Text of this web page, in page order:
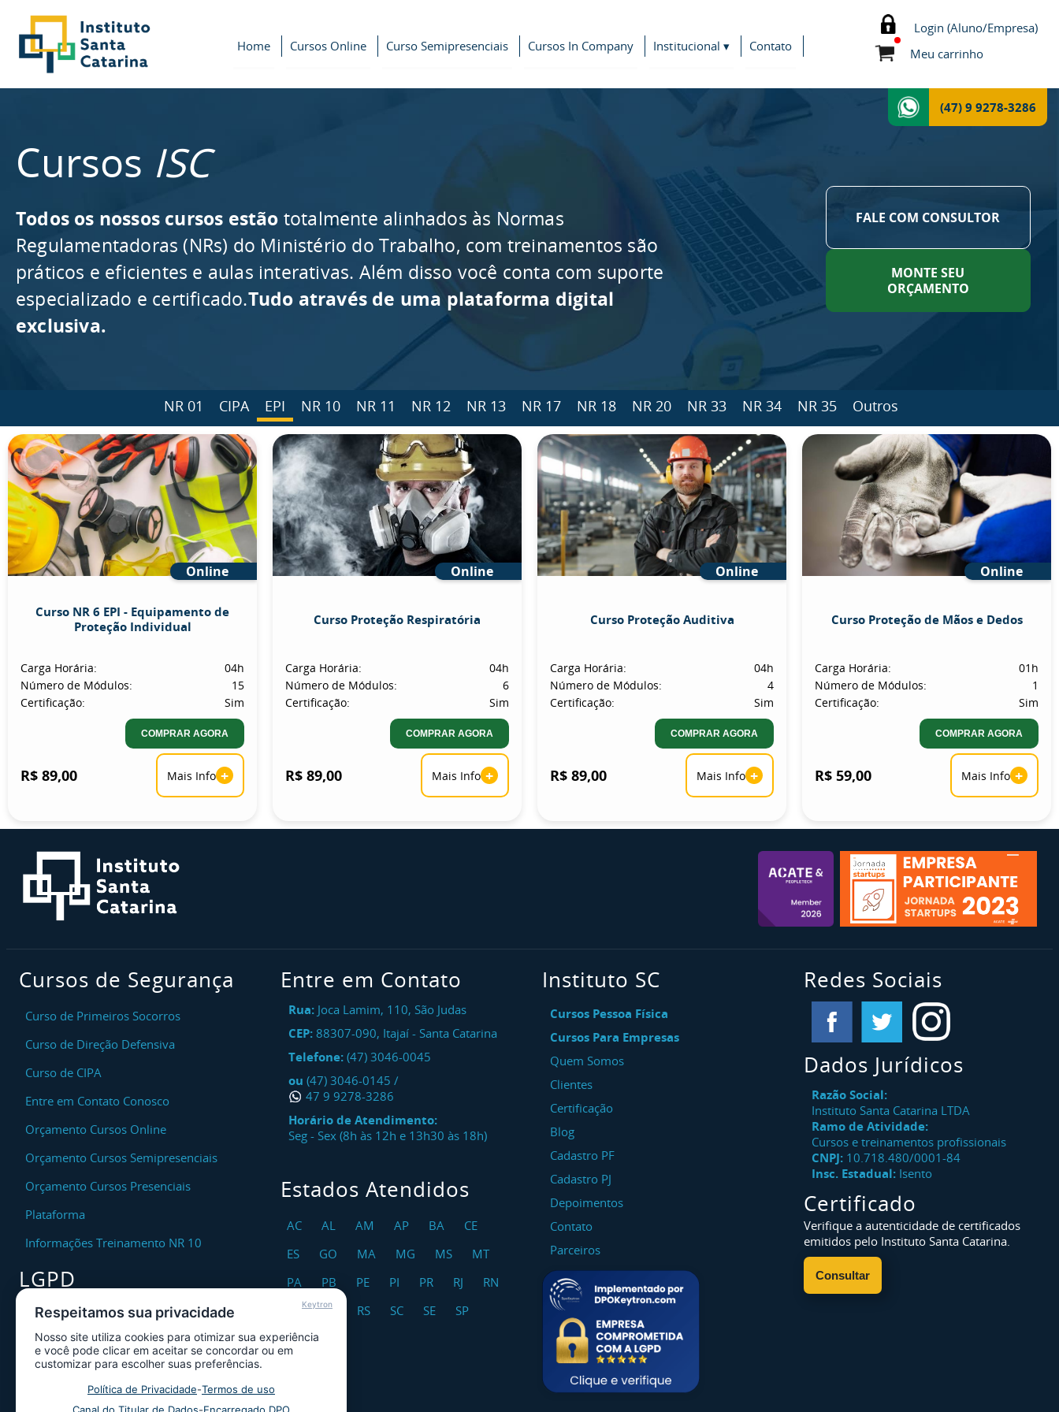
Home Cursos Online Curso Semipresenciais Cursos In Company Institucional ▾ Contato
Login (Aluno/Empresa)
Meu carrinho
(47) 9 9278-3286
Cursos ISC
Todos os nossos cursos estão totalmente alinhados às Normas
Regulamentadoras (NRs) do Ministério do Trabalho, com treinamentos são
práticos e eficientes e aulas interativas. Além disso você conta com suporte
especializado e certificado.Tudo através de uma plataforma digital
exclusiva.
FALE COM CONSULTOR
MONTE SEU
ORÇAMENTO
NR 01 CIPA EPI NR 10 NR 11 NR 12 NR 13 NR 17 NR 18 NR 20 NR 33 NR 34 NR 35 Outros
Online
Curso NR 6 EPI - Equipamento de
Proteção Individual
Carga Horária:
04h
Número de Módulos:
15
Certificação:
Sim
COMPRAR AGORA
R$ 89,00 Mais Info +
Online
Curso Proteção Respiratória
Carga Horária:
04h
Número de Módulos:
6
Certificação:
Sim
COMPRAR AGORA
R$ 89,00 Mais Info +
Online
Curso Proteção Auditiva
Carga Horária:
04h
Número de Módulos:
4
Certificação:
Sim
COMPRAR AGORA
R$ 89,00 Mais Info +
Online
Curso Proteção de Mãos e Dedos
Carga Horária:
01h
Número de Módulos:
1
Certificação:
Sim
COMPRAR AGORA
R$ 59,00 Mais Info +
Cursos de Segurança
Curso de Primeiros Socorros
Curso de Direção Defensiva
Curso de CIPA
Entre em Contato Conosco
Orçamento Cursos Online
Orçamento Cursos Semipresenciais
Orçamento Cursos Presenciais
Plataforma
Informações Treinamento NR 10
LGPD
Encarregado DPO
Canal de Atendimento ao Titular dos
Dados
Política de Privacidade
Entre em Contato
Rua: Joca Lamim, 110, São Judas
CEP: 88307-090, Itajaí - Santa Catarina
Telefone: (47) 3046-0045
ou (47) 3046-0145 /
47 9 9278-3286
Horário de Atendimento:
Seg - Sex (8h às 12h e 13h30 às 18h)
Estados Atendidos
AC AL AM AP BA
CE
ES
GO MA MG MS
MT
PA
PB PE PI PR RJ
RN
RO
RR RS SC SE
SP
TO
Instituto SC
Cursos Pessoa Física
Cursos Para Empresas
Quem Somos
Clientes
Certificação
Blog
Cadastro PF
Cadastro PJ
Depoimentos
Contato
Parceiros
Redes Sociais
Dados Jurídicos
Razão Social:
Instituto Santa Catarina LTDA
Ramo de Atividade:
Cursos e treinamentos profissionais
CNPJ: 10.718.480/0001-84
Insc. Estadual: Isento
Certificado
Verifique a autenticidade de certificados
emitidos pelo Instituto Santa Catarina.
Consultar
Keytron
Respeitamos sua privacidade
Nosso site utiliza cookies para otimizar sua experiência
e você pode clicar em aceitar se concordar ou em
customizar para escolher suas preferências.
Política de Privacidade-Termos de uso